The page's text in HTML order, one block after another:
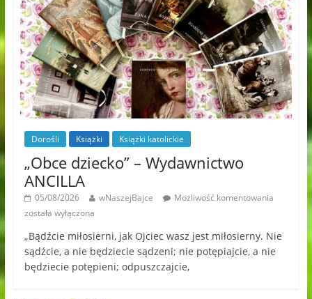
Dorośli Książki Książki katolickie
„Obce dziecko” – Wydawnictwo
ANCILLA
05/08/2026 wNaszejBajce
Możliwość komentowania
została wyłączona
„Bądźcie miłosierni, jak Ojciec wasz jest miłosierny. Nie
sądźcie, a nie będziecie sądzeni; nie potępiajcie, a nie
będziecie potępieni; odpuszczajcie,